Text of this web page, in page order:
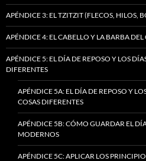
APÉNDICE 3: EL TZITZIT (FLECOS, HILOS,
APÉNDICE 4: EL CABELLO Y LA BARBA
APÉNDICE 5: EL DÍA DE REPOSO Y LOS
DIFERENTES
APÉNDICE 5A: EL DÍA DE REPOSO Y
COSAS DIFERENTES
APÉNDICE 5B: CÓMO GUARDAR EL
MODERNOS
APÉNDICE 5C: APLICAR LOS